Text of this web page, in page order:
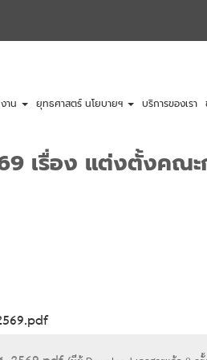
าน ยุทธศาสตร์ นโยบายฯ บริการของเรา
รื่อง แต่งตั้งคณะก